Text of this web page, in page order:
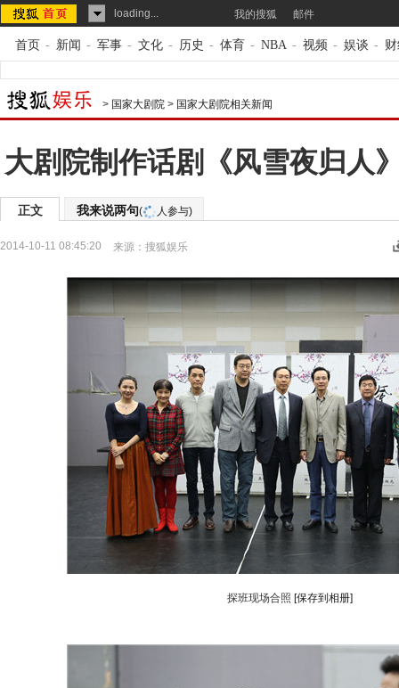
loading... 我的搜狐 邮件
首页 - 新闻 - 军事 - 文化 - 历史 - 体育 - NBA - 视频 - 娱谈 -
> 国家大剧院 > 国家大剧院相关新闻
大剧院制作话剧《风雪夜归人
正文 我来说两句( 人参与)
2014-10-11 08:45:20 来源： 搜狐娱乐
探班现场合照 [保存到相册]